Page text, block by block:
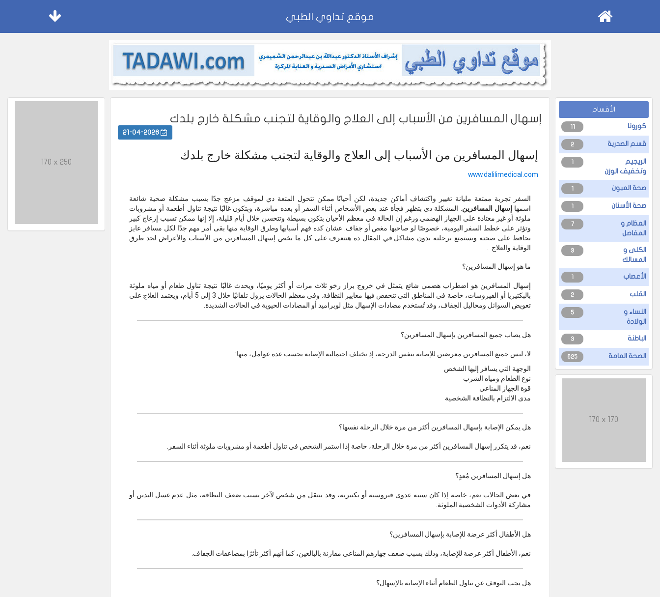
موقع تداوي الطبي
الأقسام
كورونا 11
قسم الصدرية 2
الريجيم
وتخفيف الوزن
1
صحة العيون 1
صحة الأسنان 1
العظام و
المفاصل
7
الكلى و
المسالك
3
الأعصاب 1
القلب 2
النساء و
الولادة
5
الباطنة 3
الصحة العامة 625
170 x 170
إسهال المسافرين من الأسباب إلى العلاج والوقاية لتجنب مشكلة خارج بلدك
إسهال المسافرين من الأسباب إلى العلاج والوقاية لتجنب مشكلة خارج بلدك
www.dalilimedical.com
السفر تجربة ممتعة مليانة تغيير واكتشاف أماكن جديدة، لكن أحيانًا ممكن تتحول المتعة دي لموقف مزعج جدًا بسبب مشكلة صحية شائعة
اسمها إسهال المسافرين . المشكلة دي بتظهر فجأة عند بعض الأشخاص أثناء السفر أو بعده مباشرة، وبتكون غالبًا نتيجة تناول أطعمة أو مشروبات
ملوثة أو غير معتادة على الجهاز الهضمي.ورغم إن الحالة في معظم الأحيان بتكون بسيطة وتتحسن خلال أيام قليلة، إلا إنها ممكن تسبب إزعاج كبير
وتؤثر على خطط السفر اليومية، خصوصًا لو صاحبها مغص أو جفاف. عشان كده فهم أسبابها وطرق الوقاية منها بقى أمر مهم جدًا لكل مسافر عايز
يحافظ على صحته ويستمتع برحلته بدون مشاكل.في المقال ده هنتعرف على كل ما يخص إسهال المسافرين من الأسباب والأعراض لحد طرق
الوقاية والعلاج .
ما هو إسهال المسافرين؟
إسهال المسافرين هو اضطراب هضمي شائع يتمثل في خروج براز رخو ثلاث مرات أو أكثر يوميًا، ويحدث غالبًا نتيجة تناول طعام أو مياه ملوثة
بالبكتيريا أو الفيروسات، خاصة في المناطق التي تنخفض فيها معايير النظافة. وفي معظم الحالات يزول تلقائيًا خلال 3 إلى 5 أيام، ويعتمد العلاج على
تعويض السوائل ومحاليل الجفاف، وقد تُستخدم مضادات الإسهال مثل لوبراميد أو المضادات الحيوية في الحالات الشديدة.
هل يصاب جميع المسافرين بإسهال المسافرين؟
لا، ليس جميع المسافرين معرضين للإصابة بنفس الدرجة، إذ تختلف احتمالية الإصابة بحسب عدة عوامل، منها:
الوجهة التي يسافر إليها الشخص
نوع الطعام ومياه الشرب
قوة الجهاز المناعي
مدى الالتزام بالنظافة الشخصية
هل يمكن الإصابة بإسهال المسافرين أكثر من مرة خلال الرحلة نفسها؟
نعم، قد يتكرر إسهال المسافرين أكثر من مرة خلال الرحلة، خاصة إذا استمر الشخص في تناول أطعمة أو مشروبات ملوثة أثناء السفر.
هل إسهال المسافرين مُعدٍ؟
في بعض الحالات نعم، خاصة إذا كان سببه عدوى فيروسية أو بكتيرية، وقد ينتقل من شخص لآخر بسبب ضعف النظافة، مثل عدم غسل اليدين أو
مشاركة الأدوات الشخصية الملوثة.
هل الأطفال أكثر عرضة للإصابة بإسهال المسافرين؟
نعم، الأطفال أكثر عرضة للإصابة، وذلك بسبب ضعف جهازهم المناعي مقارنة بالبالغين، كما أنهم أكثر تأثرًا بمضاعفات الجفاف.
هل يجب التوقف عن تناول الطعام أثناء الإصابة بالإسهال؟
170 x 250